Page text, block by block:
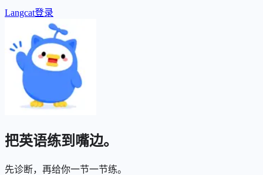
Langcat登录
把英语练到嘴边。
先诊断，再给你一节一节练。